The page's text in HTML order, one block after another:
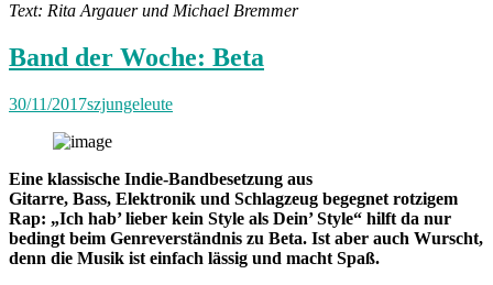
Text: Rita Argauer und Michael Bremmer
Band der Woche: Beta
30/11/2017szjungeleute
Eine klassische Indie-Bandbesetzung aus
Gitarre, Bass, Elektronik und Schlagzeug begegnet rotzigem
Rap: „Ich hab’ lieber kein Style als Dein’ Style“ hilft da nur
bedingt beim Genreverständnis zu Beta. Ist aber auch Wurscht,
denn die Musik ist einfach lässig und macht Spaß.